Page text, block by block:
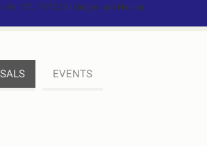
101, 73732 Esslingen am Neckar
EVENTS